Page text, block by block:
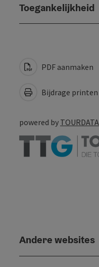
Toegankelijkheid
PDF aanmaken
Bijdrage printen
powered by TOURDATA
Andere websites